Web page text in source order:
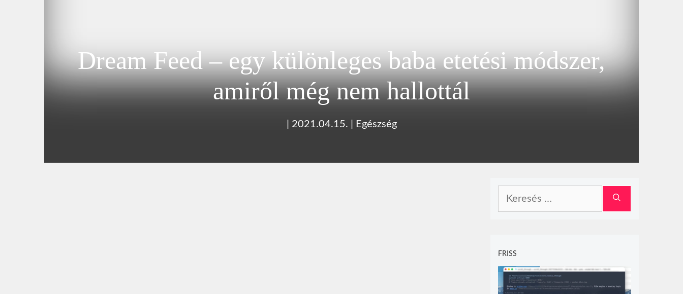
Dream Feed – egy különleges baba etetési módszer,
amiről még nem hallottál
2021.04.15. Egészség
FRISS